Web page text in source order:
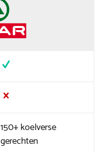
150+ koelverse
gerechten